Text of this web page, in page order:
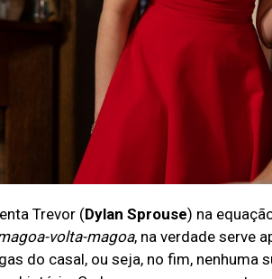
Trevor (Dylan Sprouse) na
volta-magoa, na verdade serve
do casal, ou seja, no fim, nenhuma